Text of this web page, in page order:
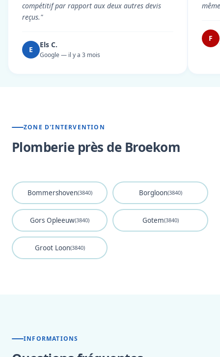
compétitif par rapport aux deux autres devis
reçus."
E
Els C.
Google — il y a 3 mois
F
ZONE D'INTERVENTION
Plomberie près de Broekom
Bommershoven(3840) Borgloon(3840)
Gors Opleeuw(3840) Gotem(3840)
Groot Loon(3840)
INFORMATIONS